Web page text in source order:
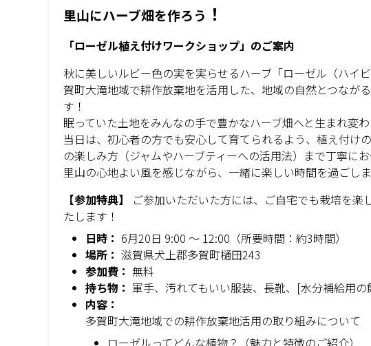
里山にハーブ畑を作ろう ！
「ローゼル植え付けワークショップ」のご案内
秋に美しいルビー色の実を実らせるハーブ「ローゼル（ハイ
賀町大滝地域で耕作放棄地を活用した、地域の自然とつなが
す！
眠っていた土地をみんなの手で豊かなハーブ畑へと生まれ変
当日は、初心者の方でも安心して育てられるよう、植え付け
の楽しみ方（ジャムやハーブティーへの活用法）まで丁寧にお
里山の心地よい風を感じながら、一緒に楽しい時間を過ごし
【参加特典】
ご参加いただいた方には、ご自宅でも栽培を
たします！
日時： 6月20日 9:00 〜 12:00（所要時間：約3時間）
場所： 滋賀県犬上郡多賀町樋田243
参加費： 無料
持ち物： 軍手、汚れてもいい服装、長靴、[水分補給用の
内容：
多賀町大滝地域での耕作放棄地活用の取り組みについて
ローゼルってどんな植物？（魅力と特徴のご紹介）